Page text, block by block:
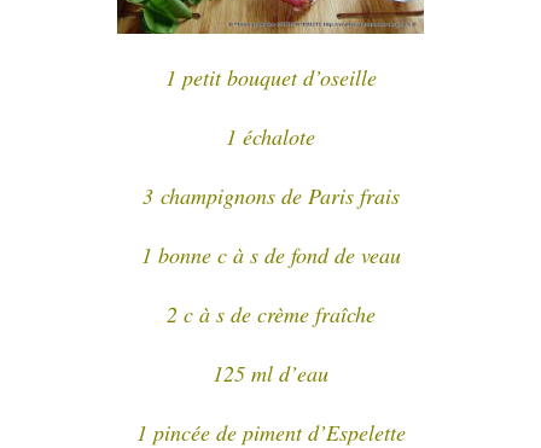
1 petit bouquet d’oseille
1 échalote
3 champignons de Paris frais
1 bonne c à s de fond de veau
2 c à s de crème fraîche
125 ml d’eau
1 pincée de piment d’Espelette